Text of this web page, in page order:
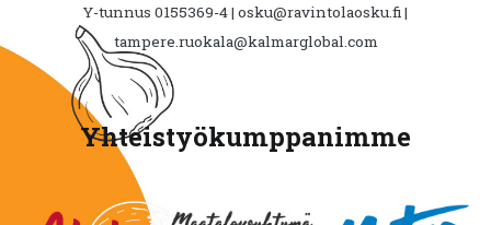
Y-tunnus 0155369-4 | osku@ravintolaosku.fi |
tampere.ruokala@kalmarglobal.com
Yhteistyökumppanimme